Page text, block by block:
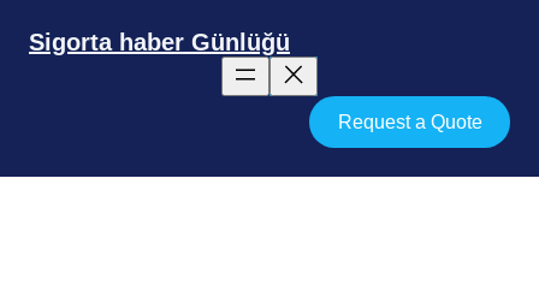
Sigorta haber Günlüğü
Request a Quote